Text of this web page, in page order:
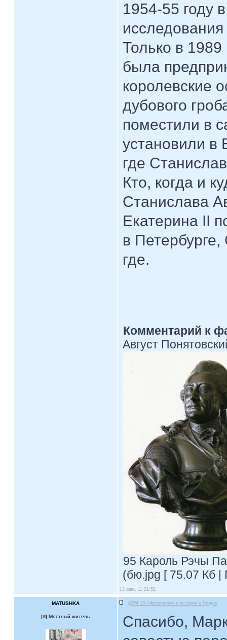
1954-55 году
Только в
была
королевские
дубового
поместили в
установили в
где
Кто, когда и
Станислава
Екатерина II
в Петербурге,
где.
Комментарий к
Август
95 Кароль Рэчы
(бю.jpg [ 75.07 Кб |
13 фев, 11 21:52
MATUSHKA ДОМ 13 / фотопроект и истории о Гродно
[ ] Местный житель
Спасибо,